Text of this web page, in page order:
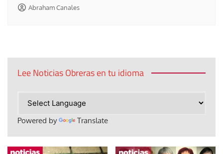
Abraham Canales
Lee Noticias Obreras en tu idioma
Powered by Translate